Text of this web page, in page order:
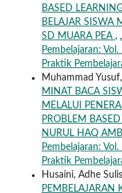
BASED
BELAJAR SISWA
SD MUARA PEA ,
Pembelajaran:
Praktik
Muhammad
MINAT BACA
MELALUI
PROBLEM
NURUL HAQ
Pembelajaran:
Praktik
Husaini, Adhe
PEMBELAJARAN